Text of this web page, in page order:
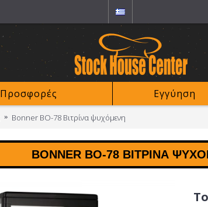
Προσφορές Εγγύηση
Bonner BO-78 Bιτρίνα ψυχόμενη
BONNER BO-78 BΙΤΡΊΝΑ